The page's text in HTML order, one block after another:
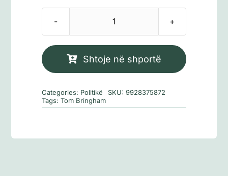
Sasi
i
Shtoje në shportë
Categories: Politikë SKU:9928375872
Tags:Tom Bringham